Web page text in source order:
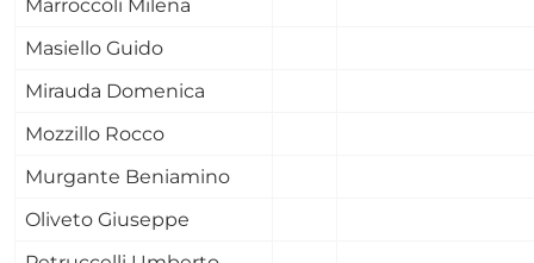
Marroccoli Milena
Masiello Guido
Mirauda Domenica
Mozzillo Rocco
Murgante Beniamino
Oliveto Giuseppe